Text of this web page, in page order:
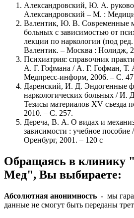
Александровский, Ю. А.
Александровский – М. :
Валентик, Ю. В. Современные
больных с зависимостью от
лекции по наркологии (под
Валентик. – Москва : Нолидж,
Психиатрия: справочник
А. Г. Гофмана / А. Г. Гофман,
Медпресс-информ, 2006. – С.
Даренский, И. Д. Эндогенные
наркологических больных / И.
Тезисы материалов XV съезда
2010. – С. 257.
Дереча, В. А. О видах и
зависимости : учебное
Оренбург, 2001. – 120 с
Обращаясь в клинику
Мед", Вы выбираете:
Абсолютная анонимность - мы
данные не смогут быть переданы